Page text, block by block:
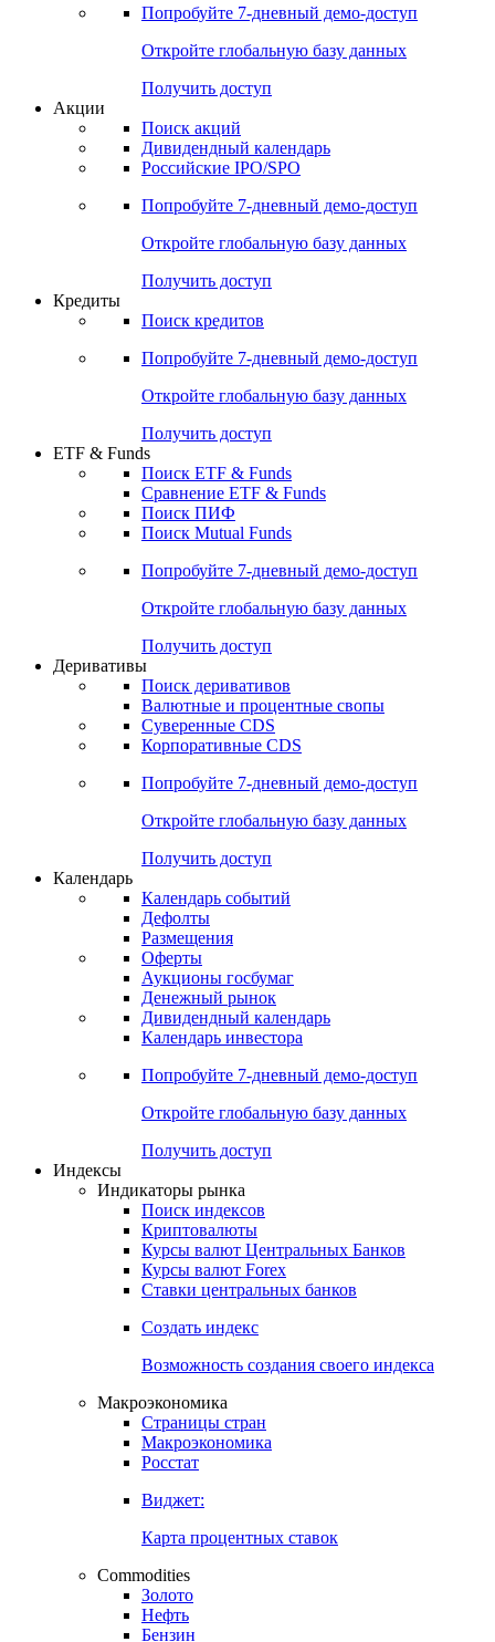
Cbonds Pages
Опросы
Попробуйте7-дневный
Откройте глобальную базу данных
Получить доступ
Поиск акций
Российские IPO/SPO
Попробуйте7-дневный
Откройте глобальную базу данных
Получить доступ
Поиск кредитов
Попробуйте7-дневный
Откройте глобальную базу данных
Получить доступ
ETF & Funds
Сравнение ETF & Funds
Поиск Mutual Funds
Попробуйте7-дневный
Откройте глобальную базу данных
Получить доступ
Деривативы
Валютные и процентные свопы
Корпоративные CDS
Попробуйте7-дневный
Откройте глобальную базу данных
Получить доступ
Календарь
Календарь событий
Дефолты
Размещения
Оферты
Денежный рынок
Календарь инвестора
Попробуйте7-дневный
Откройте глобальную базу данных
Получить доступ
Индикаторы рынка
Поиск индексов
Курсы валют Центральных Банков
Ставки центральных банков
Создать индекс
Возможность создания своего индекса
Страницы стран
Росстат
Виджет:
Карта процентных ставок